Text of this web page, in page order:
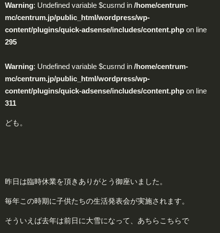
Warning: Undefined variable $cusrnd in /home/centrum-
mc/centrum.jp/public_html/wordpress/wp-
content/plugins/quick-adsense/includes/content.php on line
295
Warning: Undefined variable $cusrnd in /home/centrum-
mc/centrum.jp/public_html/wordpress/wp-
content/plugins/quick-adsense/includes/content.php on line
311
ども。
昨日は臨時休業を頂きありがとう御座いました。
毎年この時期に子供たちの生活発表会が実施されます。
そういえば去年は前日に大雪になって、あちらこちらで